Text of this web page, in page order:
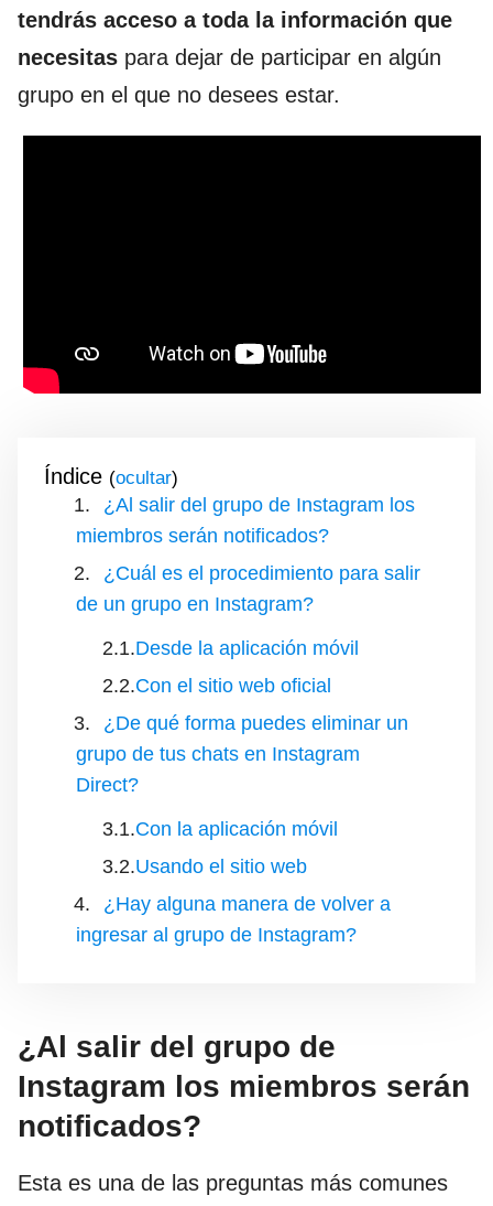
tendrás acceso a toda la información que
necesitas para dejar de participar en algún
grupo en el que no desees estar.
Índice ( )
¿Al salir del grupo de Instagram los
miembros serán notificados?
¿Cuál es el procedimiento para salir
de un grupo en Instagram?
Desde la aplicación móvil
Con el sitio web oficial
¿De qué forma puedes eliminar un
grupo de tus chats en Instagram
Direct?
Con la aplicación móvil
Usando el sitio web
¿Hay alguna manera de volver a
ingresar al grupo de Instagram?
¿Al salir del grupo de
Instagram los miembros serán
notificados?
Esta es una de las preguntas más comunes